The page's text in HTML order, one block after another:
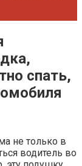
спать,
не только в
водитель во